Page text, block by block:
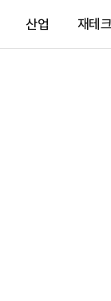
산업 재테크